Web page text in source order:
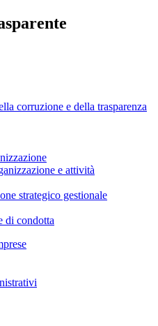
corruzione e della trasparenza
e attività
strategico gestionale
di condotta